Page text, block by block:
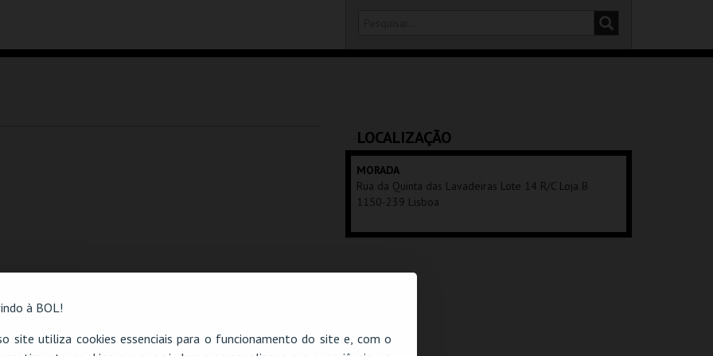
à BOL!
site utiliza cookies essenciais para o funcionamento do site e, com o
LOCALIZAÇÃO
MORADA
Rua da Quinta das Lavadeiras Lote 14 R/C Loja B
1150-239 Lisboa